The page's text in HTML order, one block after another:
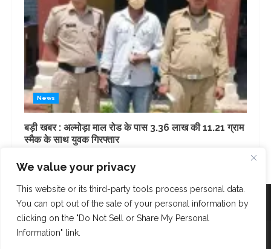
We value your privacy
This website or its third-party tools process personal data.
You can opt out of the sale of your personal information by
clicking on the "Do Not Sell or Share My Personal
Information" link.
News
बड़ी खबर : अल्मोड़ा माल रोड के पास 3.36 लाख की 11.21 ग्राम
स्मैक के साथ युवक गिरफ्तार
FacebookInstagram
Twitter
Copyright © AK Fast News 2023. Powered and Designed